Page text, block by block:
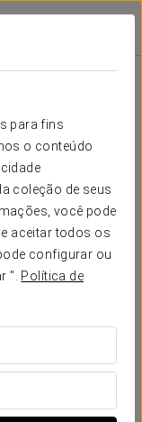
para fins
o conteúdo
coleção de seus
você pode
aceitar todos os
configurar ou
". Política de